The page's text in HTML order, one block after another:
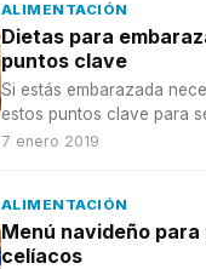
ALIMENTACIÓN
Dietas para
puntos clave
Si estás embarazada
estos puntos clave para
buena dieta y estar
7 enero 2019
ALIMENTACIÓN
Menú navideño para
celíacos